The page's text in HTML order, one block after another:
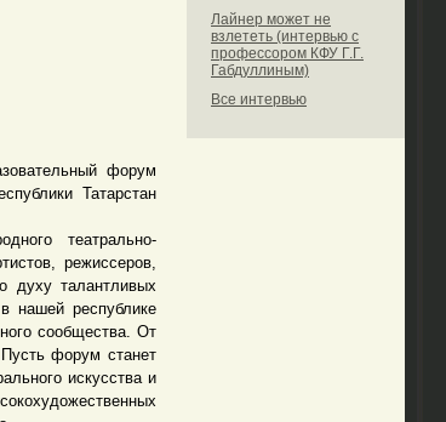
форум
Татарстан
театрально-
режиссеров,
духу талантливых
нашей республике
сообщества. От
форум станет
искусства и
Лайнер может не
взлететь (интервью с
профессором КФУ Г.Г.
Габдуллиным)
Все интервью